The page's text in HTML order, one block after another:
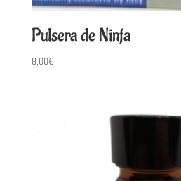
Pulsera de Ninfa
8,00€